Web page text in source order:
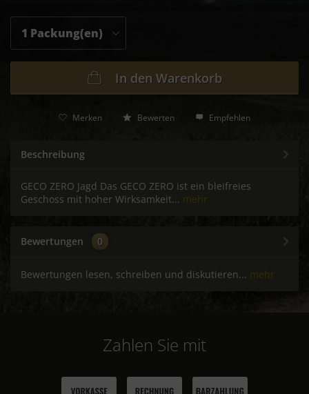
In den Warenkorb
Merken Bewerten Empfehlen
Beschreibung
GECO ZERO Jagd Das GECO ZERO ist ein bleifreies
Geschoss mit hoher Wirksamkeit... mehr
Bewertungen 0
Bewertungen lesen, schreiben und diskutieren... mehr
Zahlen Sie mit